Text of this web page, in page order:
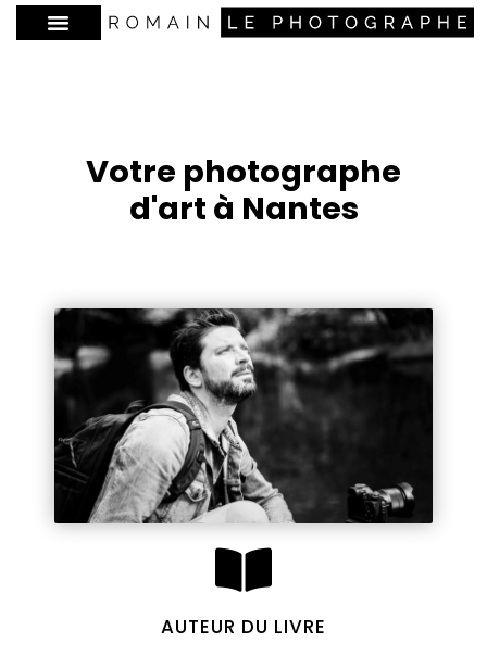
Votre photographe
d'art à Nantes
AUTEUR DU LIVRE